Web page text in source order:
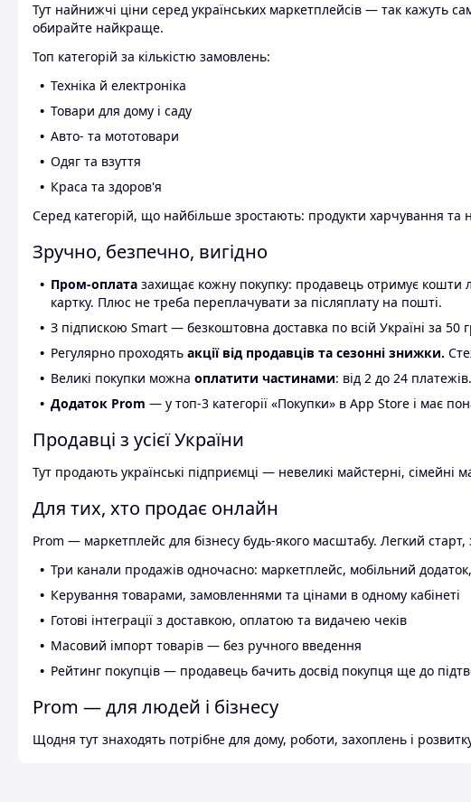
Тут найнижчі ціни серед українських маркетплейсів — так кажуть
обирайте найкраще.
Топ категорій за кількістю замовлень:
Техніка й електроніка
Товари для дому і саду
Авто- та мототовари
Одяг та взуття
Краса та здоров'я
Серед категорій, що найбільше зростають: продукти харчування та
Зручно, безпечно, вигідно
Пром-оплата захищає кожну покупку: продавець отримує кошти
картку. Плюс не треба переплачувати за післяплату на пошті.
З підпискою Smart — безкоштовна доставка по всій Україні за 50
Регулярно проходять акції від продавців та сезонні знижки.
Великі покупки можна оплатити частинами: від 2 до 24
Додаток Prom — у топ-3 категорії «Покупки» в App Store і має
Продавці з усієї України
Тут продають українські підприємці — невеликі майстерні, сімейні
Для тих, хто продає онлайн
Prom — маркетплейс для бізнесу будь-якого масштабу. Легкий
Три канали продажів одночасно: маркетплейс, мобільний
Керування товарами, замовленнями та цінами в одному кабінеті
Готові інтеграції з доставкою, оплатою та видачею чеків
Масовий імпорт товарів — без ручного введення
Рейтинг покупців — продавець бачить досвід покупця ще до
Prom — для людей і бізнесу
Щодня тут знаходять потрібне для дому, роботи, захоплень і